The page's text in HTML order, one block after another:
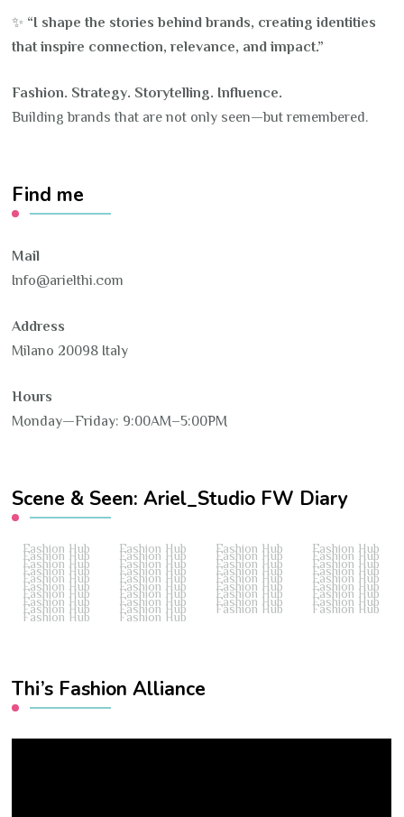
✨ “I shape the stories behind brands, creating identities
that inspire connection, relevance, and impact.”
Fashion. Strategy. Storytelling. Influence.
Building brands that are not only seen—but remembered.
Find me
Mail
Info@arielthi.com
Address
Milano 20098 Italy
Hours
Monday—Friday: 9:00AM–5:00PM
Scene & Seen: Ariel_Studio FW Diary
Fashion Hub Fashion Hub Fashion Hub Fashion Hub
Fashion Hub Fashion Hub Fashion Hub Fashion Hub
Fashion Hub Fashion Hub Fashion Hub Fashion Hub
Fashion Hub Fashion Hub Fashion Hub Fashion Hub
Fashion Hub Fashion Hub Fashion Hub Fashion Hub
Fashion Hub Fashion Hub Fashion Hub Fashion Hub
Fashion Hub Fashion Hub Fashion Hub Fashion Hub
Fashion Hub Fashion Hub Fashion Hub Fashion Hub
Fashion Hub Fashion Hub Fashion Hub Fashion Hub
Fashion Hub Fashion Hub
Thi’s Fashion Alliance